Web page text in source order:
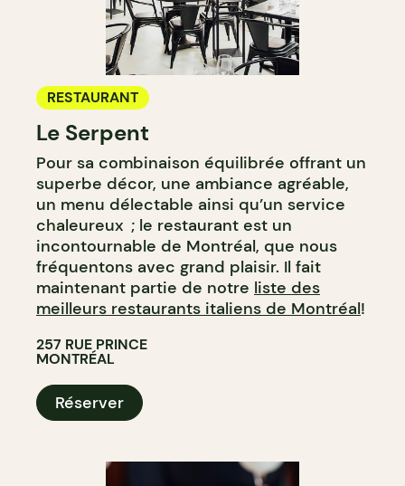
RESTAURANT
Le Serpent
Pour sa combinaison équilibrée offrant un
superbe décor, une ambiance agréable,
un menu délectable ainsi qu’un service
chaleureux ; le restaurant est un
incontournable de Montréal, que nous
fréquentons avec grand plaisir. Il fait
maintenant partie de notre liste des
meilleurs restaurants italiens de Montréal!
257 RUE PRINCE
MONTRÉAL
Réserver